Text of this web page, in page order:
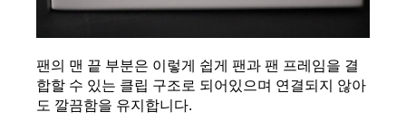
팬의 맨 끝 부분은 이렇게 쉽게 팬과 팬 프레임을 결
합할 수 있는 클립 구조로 되어있으며 연결되지 않아
도 깔끔함을 유지합니다.